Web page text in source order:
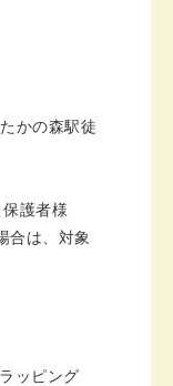
かの森駅徒
護者様
合は、対象
ッピング